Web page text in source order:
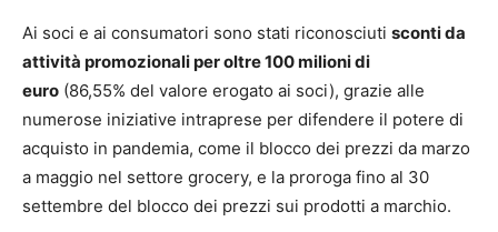
Ai soci e ai consumatori sono stati riconosciuti sconti da
attività promozionali per oltre 100 milioni di
euro (86,55% del valore erogato ai soci), grazie alle
numerose iniziative intraprese per difendere il potere di
acquisto in pandemia, come il blocco dei prezzi da marzo
a maggio nel settore grocery, e la proroga fino al 30
settembre del blocco dei prezzi sui prodotti a marchio.